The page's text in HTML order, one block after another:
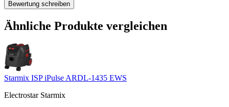
Bewertung schreiben
Ähnliche Produkte vergleichen
Starmix ISP iPulse ARDL-1435 EWS
Electrostar Starmix